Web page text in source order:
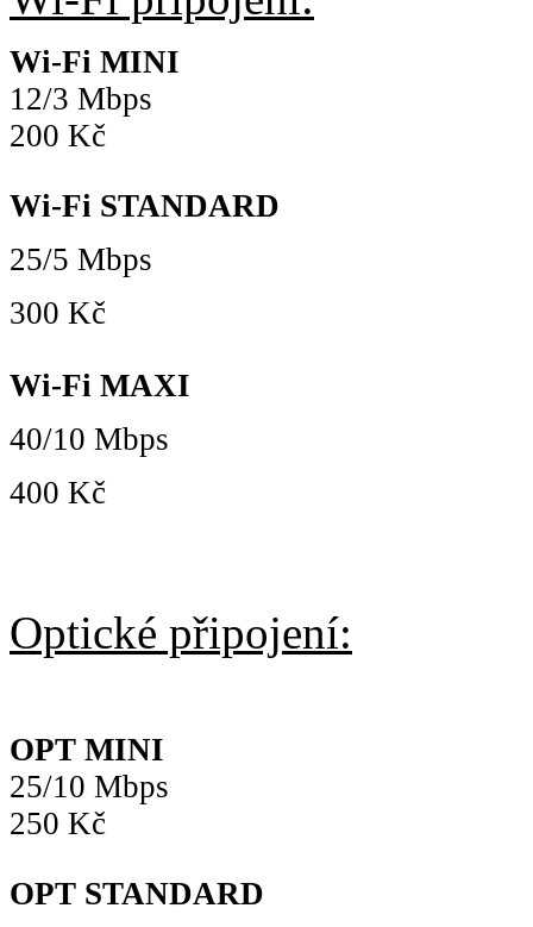
Wi-Fi MINI
12/3 Mbps
200 Kč
Wi-Fi STANDARD
25/5 Mbps
300 Kč
Wi-Fi MAXI
40/10 Mbps
400 Kč
Optické připojení:
OPT MINI
25/10 Mbps
250 Kč
OPT STANDARD